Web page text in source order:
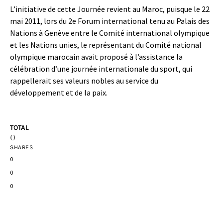
L’initiative de cette Journée revient au Maroc, puisque le 22
mai 2011, lors du 2e Forum international tenu au Palais des
Nations à Genève entre le Comité international olympique
et les Nations unies, le représentant du Comité national
olympique marocain avait proposé à l’assistance la
célébration d’une journée internationale du sport, qui
rappellerait ses valeurs nobles au service du
développement et de la paix.
TOTAL
0
SHARES
0
0
0